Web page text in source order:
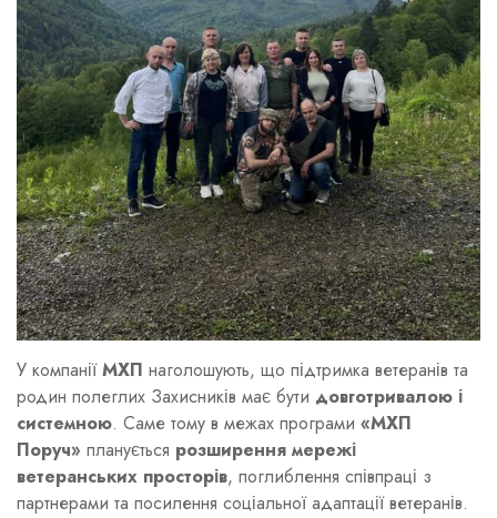
У компаніїМХП наголошують, що підтримка ветеранів та
родин полеглих Захисників має бути довготривалою і
системною. Саме тому в межах програми «МХП
Поруч» планується розширення мережі
ветеранських просторів, поглиблення співпраці з
партнерами та посилення соціальної адаптації ветеранів.